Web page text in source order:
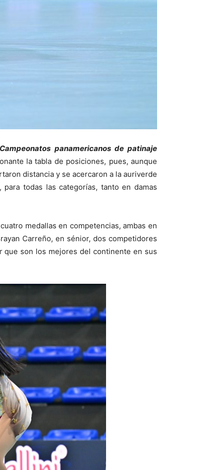
Campeonatos panamericanos de patinaje
la tabla de posiciones, pues, aunque
distancia y se acercaron a la auriverde
todas las categorías, tanto en damas
medallas en competencias, ambas en
Carreño, en sénior, dos competidores
son los mejores del continente en sus